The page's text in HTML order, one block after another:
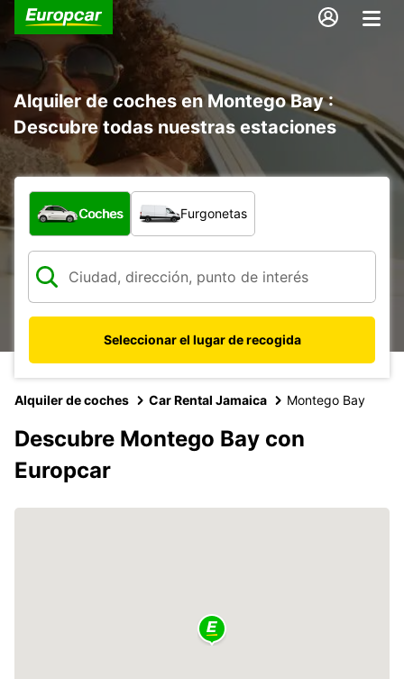
Alquiler de coches en Montego Bay :
Descubre todas nuestras estaciones
¿Qué tipo de vehículo?
Coches Furgonetas
Seleccionar el lugar de recogida
Alquiler de coches Car Rental Jamaica Montego Bay
Descubre Montego Bay con
Europcar